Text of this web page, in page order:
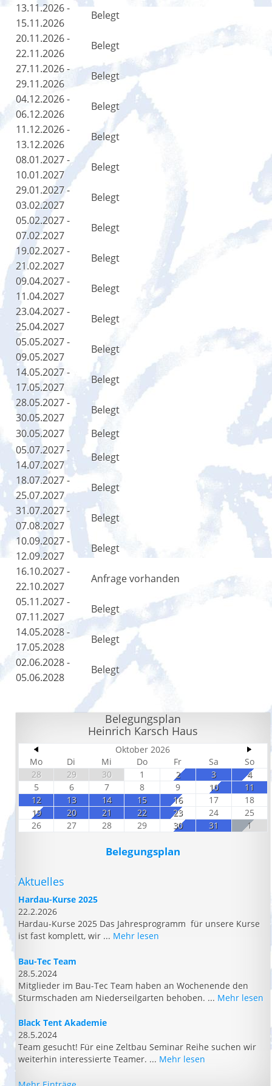
13.11.2026 -
15.11.2026
Belegt
20.11.2026 -
22.11.2026
Belegt
27.11.2026 -
29.11.2026
Belegt
04.12.2026 -
06.12.2026
Belegt
11.12.2026 -
13.12.2026
Belegt
08.01.2027 -
10.01.2027
Belegt
29.01.2027 -
03.02.2027
Belegt
05.02.2027 -
07.02.2027
Belegt
19.02.2027 -
21.02.2027
Belegt
09.04.2027 -
11.04.2027
Belegt
23.04.2027 -
25.04.2027
Belegt
05.05.2027 -
09.05.2027
Belegt
14.05.2027 -
17.05.2027
Belegt
28.05.2027 -
30.05.2027
Belegt
30.05.2027
Belegt
05.07.2027 -
14.07.2027
Belegt
18.07.2027 -
25.07.2027
Belegt
31.07.2027 -
07.08.2027
Belegt
10.09.2027 -
12.09.2027
Belegt
16.10.2027 -
22.10.2027
Anfrage vorhanden
05.11.2027 -
07.11.2027
Belegt
14.05.2028 -
17.05.2028
Belegt
02.06.2028 -
05.06.2028
Belegt
Belegungsplan
Heinrich Karsch Haus
Oktober 2026
Mo
Di Mi Do Fr Sa
So
28
29 30 1 2 3
4
5
6 7 8 9 10
11
12
13 14 15 16 17
18
19
20 21 22 23 24
25
26
27 28 29 30 31 1
Belegungsplan
Aktuelles
Hardau-Kurse 2025
22.2.2026
Hardau-Kurse 2025 Das Jahresprogramm für unsere Kurse
ist fast komplett, wir ... Mehr lesen
Bau-Tec Team
28.5.2024
Mitglieder im Bau-Tec Team haben an Wochenende den
Sturmschaden am Niederseilgarten behoben. ... Mehr lesen
Black Tent Akademie
28.5.2024
Team gesucht! Für eine Zeltbau Seminar Reihe suchen wir
weiterhin interessierte Teamer. ... Mehr lesen